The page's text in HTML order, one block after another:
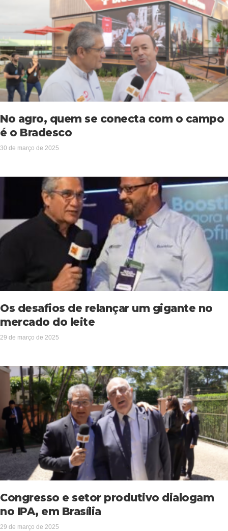
No agro, quem se conecta com o campo
é o Bradesco
30 de março de 2025
Os desafios de relançar um gigante no
mercado do leite
29 de março de 2025
Congresso e setor produtivo dialogam
no IPA, em Brasília
29 de março de 2025